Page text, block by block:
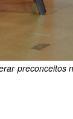
preconceitos